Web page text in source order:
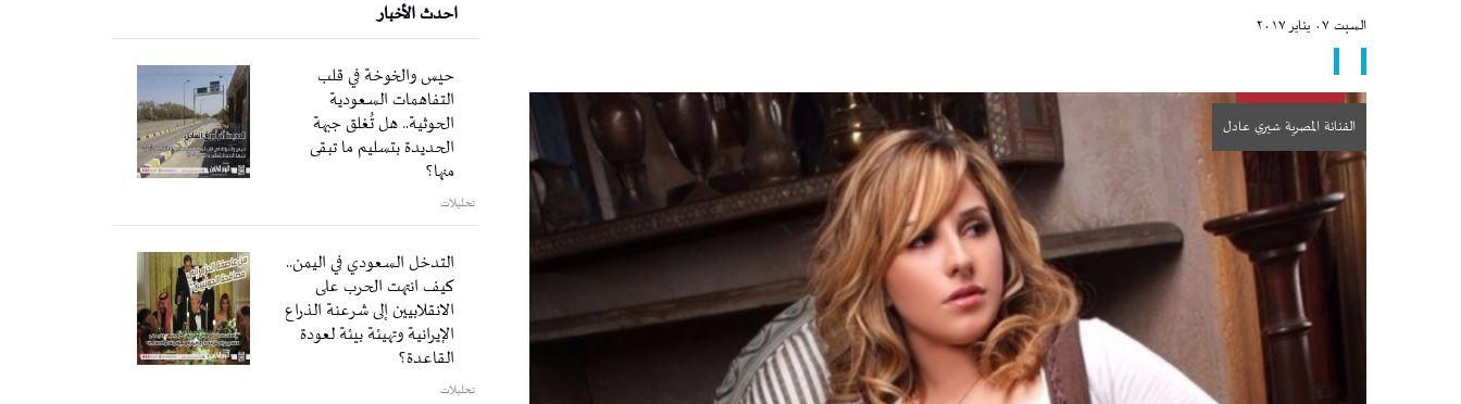
السبت ٠٧ يناير ٢٠١٧
الفنانة المصرية شيري عادل
احدث الأخبار
حيس والخوخة في قلب
التفاهمات السعودية
الحوثية.. هل تُغلق جبهة
الحديدة بتسليم ما تبقى
منها؟
تحليلات
التدخل السعودي في اليمن..
كيف انتهت الحرب على
الانقلابيين إلى شرعنة الذراع
الإيرانية وتهيئة بيئة لعودة
القاعدة؟
تحليلات